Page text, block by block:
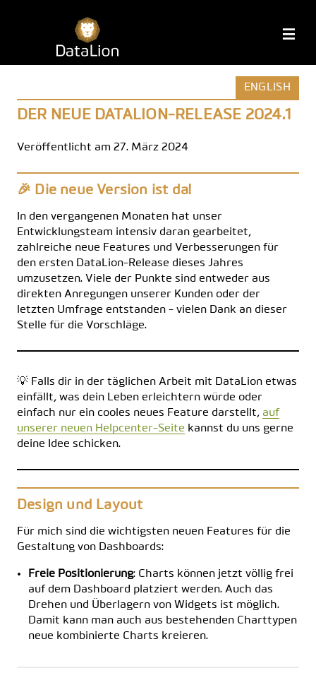
ENGLISH
DER NEUE DATALION-RELEASE 2024.1
Veröffentlicht am 27. März 2024
🎉 Die neue Version ist da!
In den vergangenen Monaten hat unser
Entwicklungsteam intensiv daran gearbeitet,
zahlreiche neue Features und Verbesserungen für
den ersten DataLion-Release dieses Jahres
umzusetzen. Viele der Punkte sind entweder aus
direkten Anregungen unserer Kunden oder der
letzten Umfrage entstanden - vielen Dank an dieser
Stelle für die Vorschläge.
💡 Falls dir in der täglichen Arbeit mit DataLion etwas
einfällt, was dein Leben erleichtern würde oder
einfach nur ein cooles neues Feature darstellt, auf
unserer neuen Helpcenter-Seite kannst du uns gerne
deine Idee schicken.
Design und Layout
Für mich sind die wichtigsten neuen Features für die
Gestaltung von Dashboards:
Freie Positionierung: Charts können jetzt völlig frei
auf dem Dashboard platziert werden. Auch das
Drehen und Überlagern von Widgets ist möglich.
Damit kann man auch aus bestehenden Charttypen
neue kombinierte Charts kreieren.